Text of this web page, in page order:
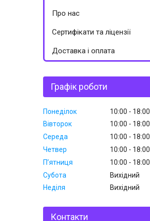
Про нас
Сертифікати та ліцензії
Доставка і оплата
Графік роботи
Понеділок 10:00
18:00
Вівторок
10:00
18:00
Середа
10:00
18:00
Четвер
10:00
18:00
Пʼятниця
10:00
18:00
Субота
Вихідний
Неділя
Вихідний
Контакти